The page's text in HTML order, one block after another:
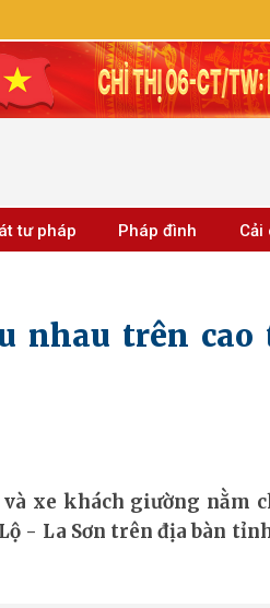
tư pháp Pháp đình Cải
nhau trên
xe khách giường nằm
- La Sơn trên địa bàn